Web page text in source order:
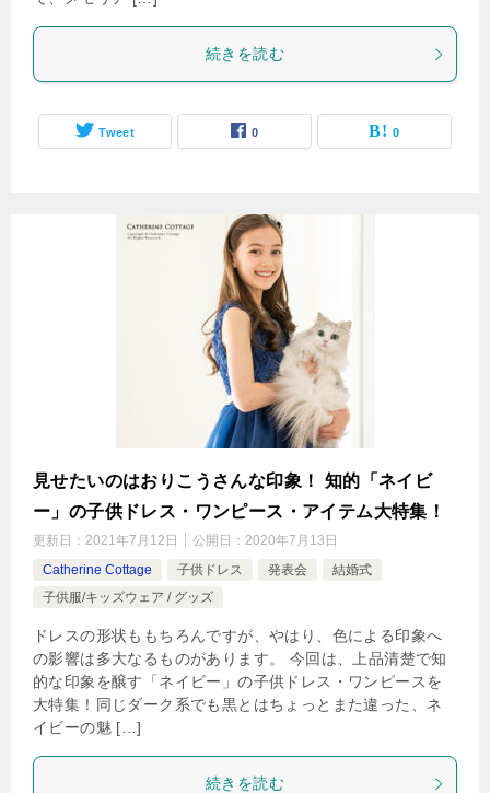
続きを読む
Tweet 0 0
見せたいのはおりこうさんな印象！ 知的「ネイビ
ー」の子供ドレス・ワンピース・アイテム大特集！
更新日： 2021年7月12日 公開日： 2020年7月13日
Catherine Cottage
子供ドレス 発表会
結婚式
子供服/キッズウェア / グッズ
ドレスの形状ももちろんですが、やはり、色による印象へ
の影響は多大なるものがあります。 今回は、上品清楚で知
的な印象を醸す「ネイビー」の子供ドレス・ワンピースを
大特集！同じダーク系でも黒とはちょっとまた違った、ネ
イビーの魅 […]
続きを読む